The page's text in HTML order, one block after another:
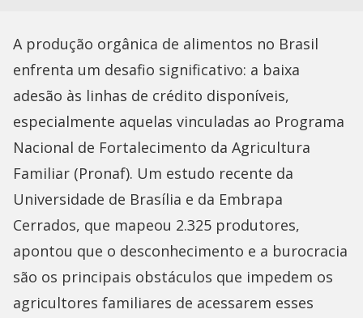
A produção orgânica de alimentos no Brasil
enfrenta um desafio significativo: a baixa
adesão às linhas de crédito disponíveis,
especialmente aquelas vinculadas ao Programa
Nacional de Fortalecimento da Agricultura
Familiar (Pronaf). Um estudo recente da
Universidade de Brasília e da Embrapa
Cerrados, que mapeou 2.325 produtores,
apontou que o desconhecimento e a burocracia
são os principais obstáculos que impedem os
agricultores familiares de acessarem esses